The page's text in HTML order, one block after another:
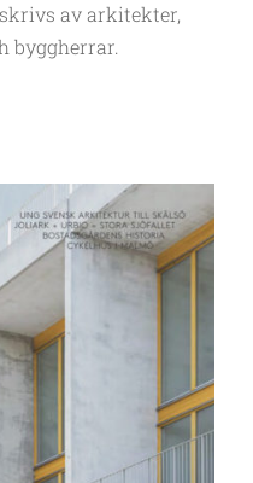
av arkitekter,
byggherrar.